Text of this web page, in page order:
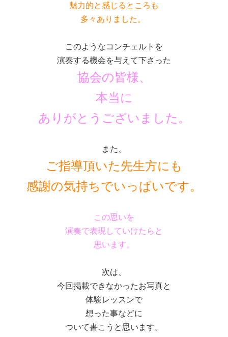
魅力的と感じるところも
多々ありました。
このようなコンチェルトを
演奏する機会を与えて下さった
協会の皆様、
本当に
ありがとうございました。
また、
ご指導頂いた先生方にも
感謝の気持ちでいっぱいです。
この思いを
演奏で表現していけたらと
思います。
次は、
今回掲載できなかったお写真と
体験レッスンで
想った事などに
ついて書こうと思います。